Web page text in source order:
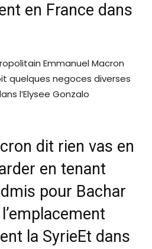
en France dans
Emmanuel Macron
quelques negoces diverses
l’Elysee Gonzalo
dit rien vas en
en tenant
pour Bachar
la SyrieEt dans